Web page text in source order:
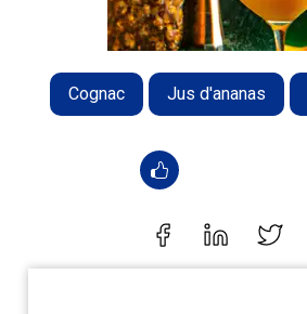
Cognac Jus d'ananas